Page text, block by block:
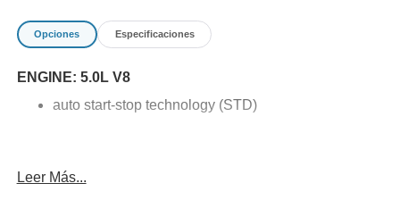
Opciones Especificaciones
ENGINE: 5.0L V8
auto start-stop technology (STD)
Leer Más...